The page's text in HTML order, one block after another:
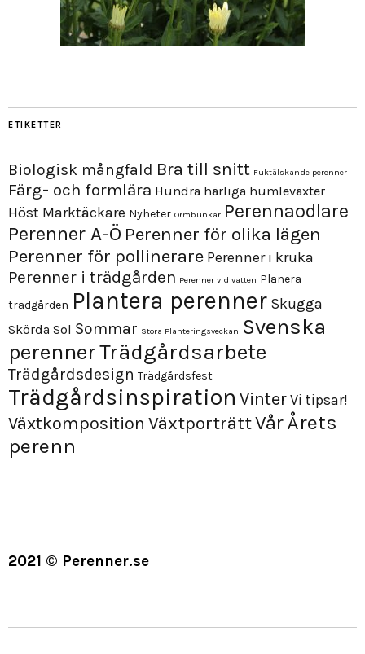
ETIKETTER
Biologisk mångfald Bra till snitt Fuktälskande perenner
Färg- och formlära Hundra härliga humleväxter
Höst Marktäckare Nyheter Ormbunkar Perennaodlare
Perenner A-Ö Perenner för olika lägen
Perenner för pollinerare Perenner i kruka
Perenner i trädgården Perenner vid vatten Planera
trädgården Plantera perenner Skugga
Skörda Sol Sommar Stora Planteringsveckan Svenska
perennerTrädgårdsarbete
Trädgårdsdesign Trädgårdsfest
Trädgårdsinspiration VinterVi tipsar!
Växtkomposition VäxtporträttVårÅrets
perenn
2021 © Perenner.se